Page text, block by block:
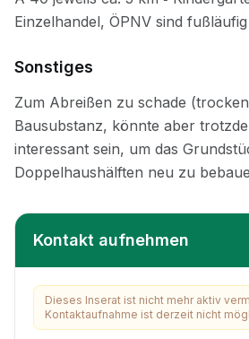
Sonstiges
Kontakt aufnehmen
Dieses Inserat ist nicht mehr aktiv
Kontaktaufnahme ist derzeit nicht